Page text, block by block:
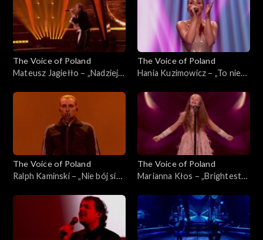
listopada 2025
listopada 2025
The Voice of Poland
Mateusz Jagiełło – „Nadzieja”,
29 listopada 2025
The Voice of Poland
Hania Kuzimowicz – „To nie
Finał, 29 listopada 2025
The Voice of Poland
Ralph Kaminski – „Nie bój się
Poland”, Finał, 29 listopada
The Voice of Poland
Marianna Kłos – „Brightest
Finał, 29 listopada 2025